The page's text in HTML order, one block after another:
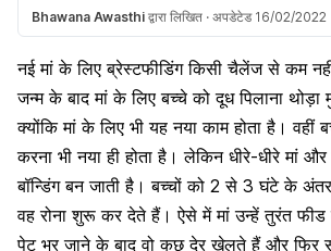
Bhawana Awasthi द्वारा लिखित · अपडेटेड 16/02/2022
नई मां के लिए ब्रेस्टफीडिंग किसी चैलेंज से कम
जन्म के बाद मां के लिए बच्चे को दूध पिलाना
क्योंकि मां के लिए भी यह नया काम होता है। वहीं
करना भी नया ही होता है। लेकिन धीरे-धीरे मां
बॉन्डिंग बन जाती है। बच्चों को 2 से 3 घंटे के
वह रोना शुरू कर देते हैं। ऐसे में मां उन्हें तुरंत फीड
पेट भर जाने के बाद वो कुछ देर खेलते हैं और फिर